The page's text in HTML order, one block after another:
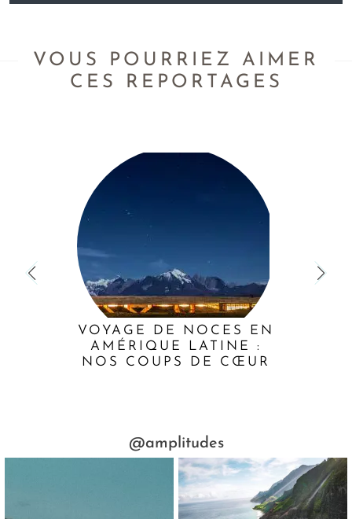
VOUS POURRIEZ AIMER
CES REPORTAGES
VOYAGE DE NOCES EN
AMÉRIQUE LATINE :
NOS COUPS DE CŒUR
@amplitudes